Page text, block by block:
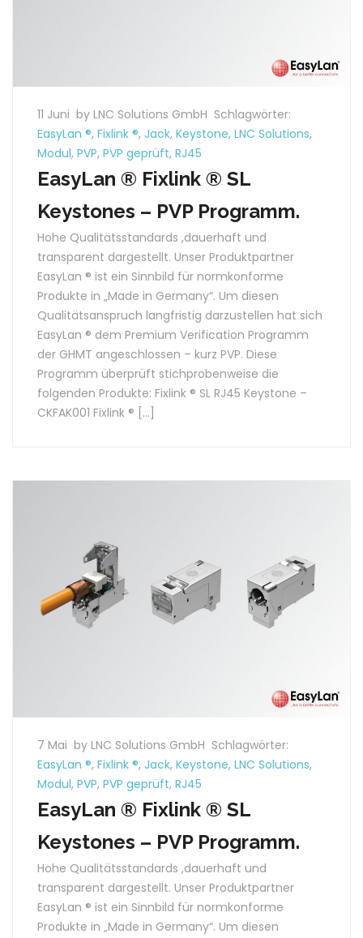
11 Juni by LNC Solutions GmbH Schlagwörter:
EasyLan ®, Fixlink ®, Jack, Keystone, LNC Solutions,
Modul, PVP, PVP geprüft, RJ45
EasyLan ® Fixlink ® SL
Keystones – PVP Programm.
Hohe Qualitätsstandards ,dauerhaft und
transparent dargestellt. Unser Produktpartner
EasyLan ® ist ein Sinnbild für normkonforme
Produkte in „Made in Germany“. Um diesen
Qualitätsanspruch langfristig darzustellen hat sich
EasyLan ® dem Premium Verification Programm
der GHMT angeschlossen – kurz PVP. Diese
Programm überprüft stichprobenweise die
folgenden Produkte: Fixlink ® SL RJ45 Keystone –
CKFAK001 Fixlink ® […]
7 Mai by LNC Solutions GmbH Schlagwörter:
EasyLan ®, Fixlink ®, Jack, Keystone, LNC Solutions,
Modul, PVP, PVP geprüft, RJ45
EasyLan ® Fixlink ® SL
Keystones – PVP Programm.
Hohe Qualitätsstandards ,dauerhaft und
transparent dargestellt. Unser Produktpartner
EasyLan ® ist ein Sinnbild für normkonforme
Produkte in „Made in Germany“. Um diesen